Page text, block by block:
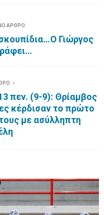
ΑΡΘΡΟ
Γιώργος
πεν. (9-9): Θρίαμβος
κέρδισαν το πρώτο
με ασύλληπτη